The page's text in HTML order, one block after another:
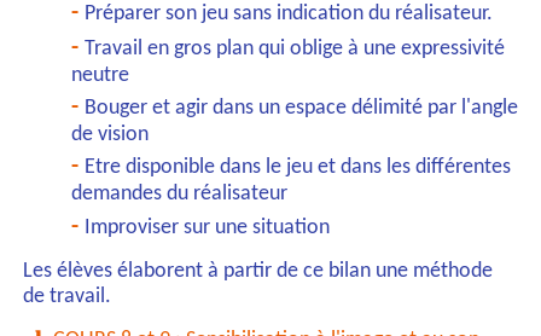
Préparer son jeu sans indication du réalisateur.
Travail en gros plan qui oblige à une expressivité
neutre
Bouger et agir dans un espace délimité par l'angle
de vision
Etre disponible dans le jeu et dans les différentes
demandes du réalisateur
Improviser sur une situation
Les élèves élaborent à partir de ce bilan une méthode
de travail.